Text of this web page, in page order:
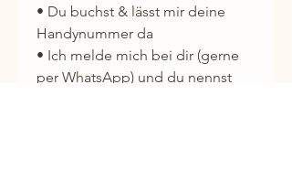
• Du buchst & lässt mir deine
Handynummer da
• Ich melde mich bei dir (gerne
per WhatsApp) und du nennst